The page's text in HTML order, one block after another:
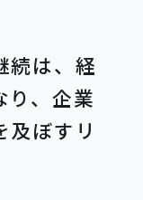
続は、経
り、企業
及ぼすリ